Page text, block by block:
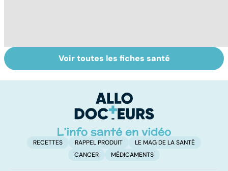
Tout savoir sur le
vitiligo
Prurit,
démangeaisons :
peau qui gratte !
Voir toutes les fiches santé
RECETTES RAPPEL PRODUIT
LE MAG DE LA SANTÉ
CANCER
MÉDICAMENTS